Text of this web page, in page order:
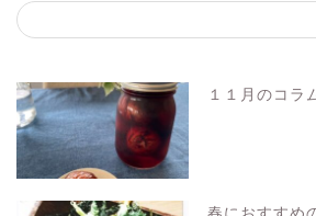
１１月のコラ